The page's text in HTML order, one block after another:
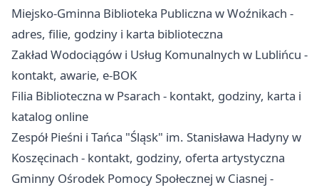
Miejsko-Gminna Biblioteka Publiczna w Woźnikach -
adres, filie, godziny i karta biblioteczna
Zakład Wodociągów i Usług Komunalnych w Lublińcu -
kontakt, awarie, e-BOK
Filia Biblioteczna w Psarach - kontakt, godziny, karta i
katalog online
Zespół Pieśni i Tańca "Śląsk" im. Stanisława Hadyny w
Koszęcinach - kontakt, godziny, oferta artystyczna
Gminny Ośrodek Pomocy Społecznej w Ciasnej -